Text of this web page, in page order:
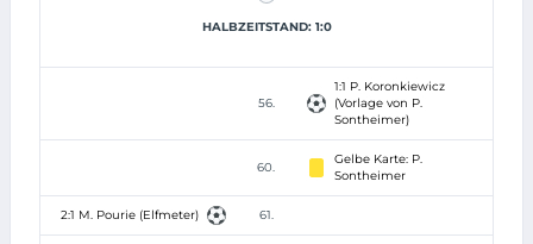
HALBZEITSTAND: 1:0
56.
1:1 P. Koronkiewicz
(Vorlage von P.
Sontheimer)
60.
Gelbe Karte: P.
Sontheimer
2:1 M. Pourie (Elfmeter) 61.